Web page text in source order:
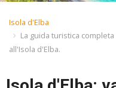
Isola d'Elba
La guida turistica
all'Isola d'Elba.